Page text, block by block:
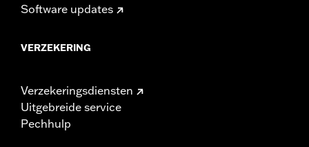
Software updates
VERZEKERING
Verzekeringsdiensten
Uitgebreide service
Pechhulp